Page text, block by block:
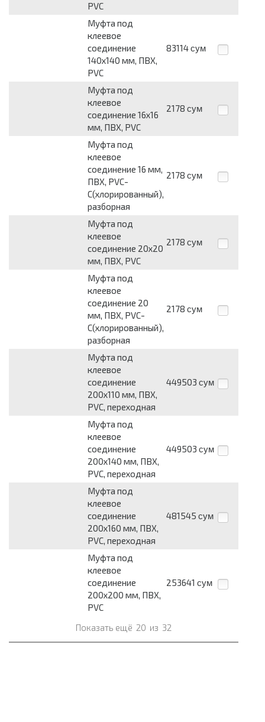
PVC
Муфта под
клеевое
соединение
140х140 мм, ПВХ,
PVC
83114 сум
Муфта под
клеевое
соединение 16х16
мм, ПВХ, PVC
2178 сум
Муфта под
клеевое
соединение 16 мм,
ПВХ, PVC-
C(хлорированный),
разборная
2178 сум
Муфта под
клеевое
соединение 20х20
мм, ПВХ, PVC
2178 сум
Муфта под
клеевое
соединение 20
мм, ПВХ, PVC-
C(хлорированный),
разборная
2178 сум
Муфта под
клеевое
соединение
200х110 мм, ПВХ,
PVC, переходная
449503 сум
Муфта под
клеевое
соединение
200х140 мм, ПВХ,
PVC, переходная
449503 сум
Муфта под
клеевое
соединение
200х160 мм, ПВХ,
PVC, переходная
481545 сум
Муфта под
клеевое
соединение
200х200 мм, ПВХ,
PVC
253641 сум
Показать ещё 20 из 32